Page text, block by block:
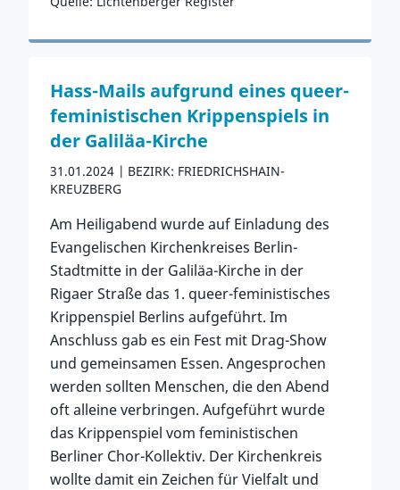
Zum Vorfall
Hass-Mails aufgrund eines queer-
feministischen Krippenspiels in
der Galiläa-Kirche
31.01.2024
BEZIRK: FRIEDRICHSHAIN-
KREUZBERG
Am Heiligabend wurde auf Einladung des
Evangelischen Kirchenkreises Berlin-
Stadtmitte in der Galiläa-Kirche in der
Rigaer Straße das 1. queer-feministisches
Krippenspiel Berlins aufgeführt. Im
Anschluss gab es ein Fest mit Drag-Show
und gemeinsamen Essen. Angesprochen
werden sollten Menschen, die den Abend
oft alleine verbringen. Aufgeführt wurde
das Krippenspiel vom feministischen
Berliner Chor-Kollektiv. Der Kirchenkreis
wollte damit ein Zeichen für Vielfalt und